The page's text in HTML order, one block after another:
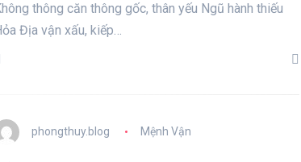
thông căn thông gốc, thân yếu Ngũ hành thiếu
Địa vận xấu, kiếp…
phongthuy.blog Mệnh Vận